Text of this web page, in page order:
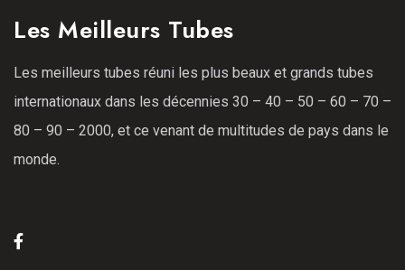
Les Meilleurs Tubes
Les meilleurs tubes réuni les plus beaux et grands tubes
internationaux dans les décennies 30 – 40 – 50 – 60 – 70 –
80 – 90 – 2000, et ce venant de multitudes de pays dans le
monde.